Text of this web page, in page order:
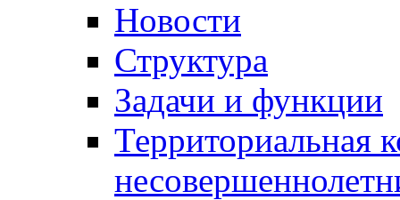
Новости
Структура
Задачи и функции
Территориальная